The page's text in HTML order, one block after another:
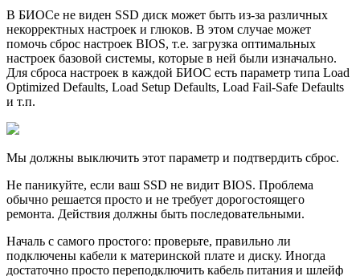
В БИОСе не виден SSD диск может быть из-за различных
некорректных настроек и глюков. В этом случае может
помочь сброс настроек BIOS, т.е. загрузка оптимальных
настроек базовой системы, которые в ней были изначально.
Для сброса настроек в каждой БИОС есть параметр типа Load
Optimized Defaults, Load Setup Defaults, Load Fail-Safe Defaults
и т.п.
Мы должны выключить этот параметр и подтвердить сброс.
Не паникуйте, если ваш SSD не видит BIOS. Проблема
обычно решается просто и не требует дорогостоящего
ремонта. Действия должны быть последовательными.
Началь с самого простого: проверьте, правильно ли
подключены кабели к материнской плате и диску. Иногда
достаточно просто переподключить кабель питания и шлейф